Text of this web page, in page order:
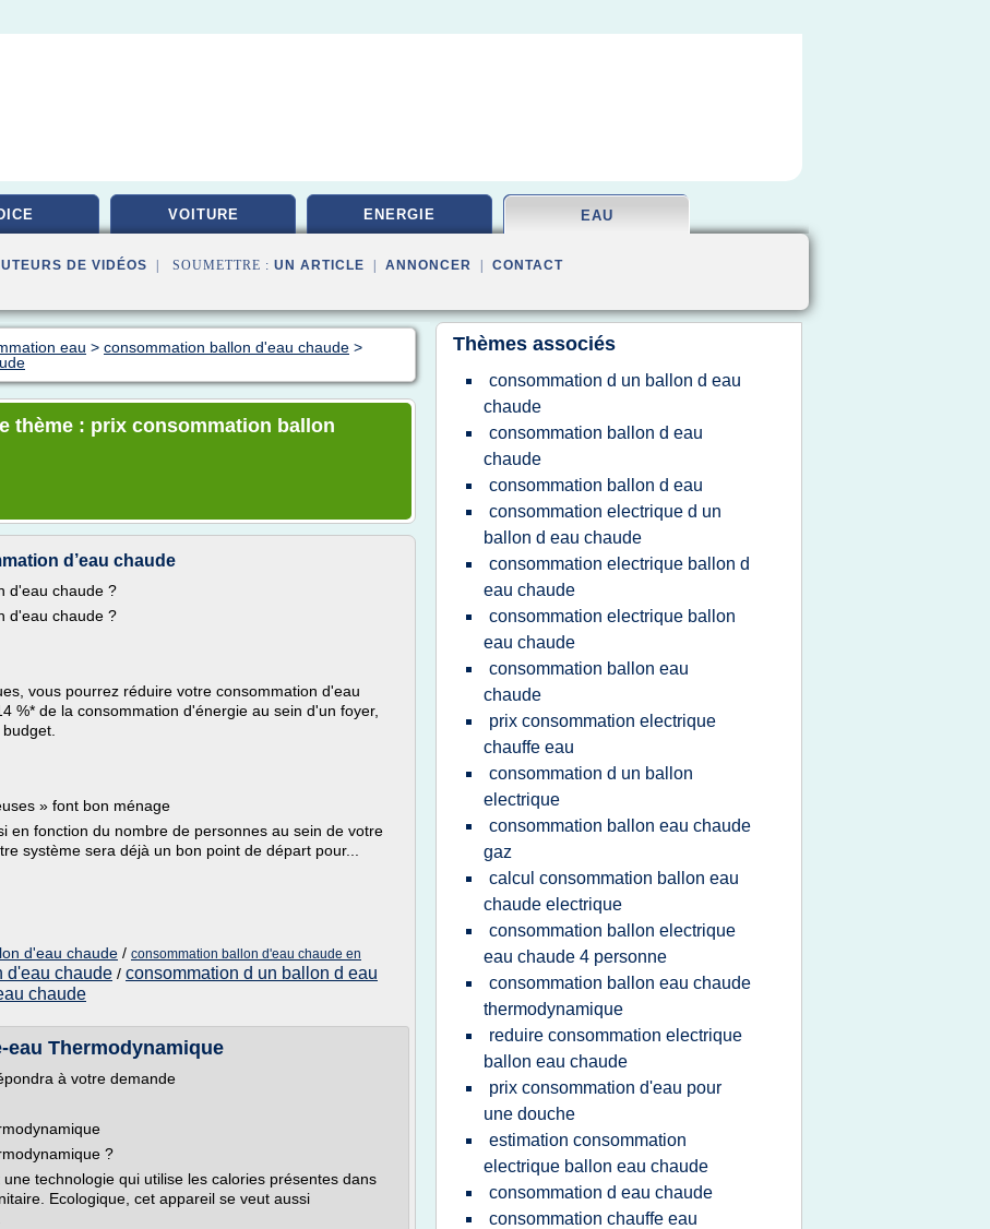
VOITURE ENERGIE EAU
DE VIDÉOS | SOUMETTRE : UN ARTICLE ANNONCER CONTACT
eau > consommation ballon d'eau chaude >
thème : prix consommation ballon
d’eau chaude
d'eau chaude ?
d'eau chaude ?
vous pourrez réduire votre consommation d'eau
%* de la consommation d'énergie au sein d'un foyer,
» font bon ménage
en fonction du nombre de personnes au sein de votre
système sera déjà un bon point de départ pour...
d'eau chaude / consommation ballon d'eau chaude en
d'eau chaude / consommation d un ballon d eau
chaude
Thermodynamique
à votre demande
?
technologie qui utilise les calories présentes dans
Ecologique, cet appareil se veut aussi
Thèmes associés
consommation d un ballon d eau
chaude
consommation ballon d eau
chaude
consommation ballon d eau
consommation electrique d un
ballon d eau chaude
consommation electrique ballon d
eau chaude
consommation electrique ballon
eau chaude
consommation ballon eau
chaude
prix consommation electrique
chauffe eau
consommation d un ballon
electrique
consommation ballon eau chaude
gaz
calcul consommation ballon eau
chaude electrique
consommation ballon electrique
eau chaude 4 personne
consommation ballon eau chaude
thermodynamique
reduire consommation electrique
ballon eau chaude
prix consommation d'eau pour
une douche
estimation consommation
electrique ballon eau chaude
consommation d eau chaude
consommation chauffe eau